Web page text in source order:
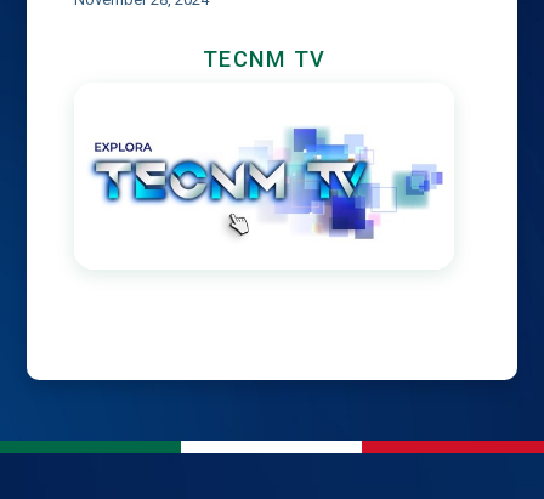
TECNM TV